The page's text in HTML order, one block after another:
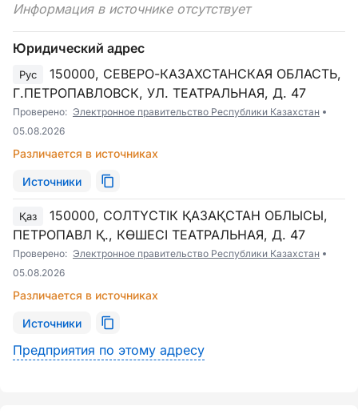
Информация в источнике отсутствует
Юридический адрес
Рус
150000, СЕВЕРО-КАЗАХСТАНСКАЯ ОБЛАСТЬ,
Г.ПЕТРОПАВЛОВСК, УЛ. ТЕАТРАЛЬНАЯ, Д. 47
Проверено: Электронное правительство Республики Казахстан
05.08.2026
Различается в источниках
Источники
Қаз
150000, СОЛТҮСТІК ҚАЗАҚСТАН ОБЛЫСЫ,
ПЕТРОПАВЛ Қ., КӨШЕСІ ТЕАТРАЛЬНАЯ, Д. 47
Проверено: Электронное правительство Республики Казахстан
05.08.2026
Различается в источниках
Источники
Предприятия по этому адресу